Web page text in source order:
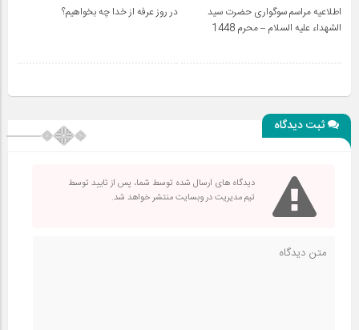
اطلاعیه مراسم سوگواری حضرت سید
الشهداء علیه السلام – محرم 1448
در روز عرفه از خدا چه بخواهیم؟
ثبت دیدگاه
دیدگاه های ارسال شده توسط شما، پس از تایید توسط
تیم مدیریت در وبسایت منتشر خواهد شد.